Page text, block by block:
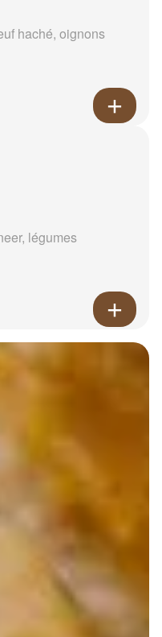
haché, oignons
légumes